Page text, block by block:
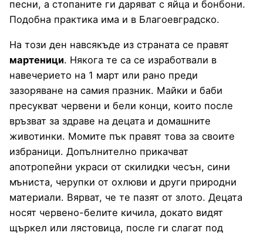
песни, а стопаните ги даряват с яйца и бонбони.
Подобна практика има и в Благоевградско.
На този ден навсякъде из страната се правят
мартеници. Някога те са се изработвали в
навечерието на 1 март или рано преди
зазоряване на самия празник. Майки и баби
пресукват червени и бели конци, които после
връзват за здраве на децата и домашните
животинки. Момите пък правят това за своите
избраници. Допълнително прикачват
апотропейни украси от скилидки чесън, сини
мъниста, черупки от охлюви и други природни
материали. Вярват, че те пазят от злото. Децата
носят червено-белите кичила, докато видят
щъркел или лястовица, после ги слагат под